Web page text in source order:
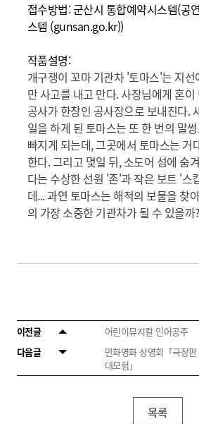
접수방법: 군산시 통합예약시스템(공
스템 (gunsan.go.kr))
작품설명:
개구쟁이 꼬마 기관차 '토마스'는 지
만 사고를 내고 만다. 사장님에게 혼
공사가 한창인 공사장으로 보내진다.
일을 하게 된 토마스는 또 한 번의 말
빠지게 되는데, 그곳에서 토마스는 거
한다. 그리고 몇일 뒤, 소도어 섬에 숨
다는 수상한 선원 '존'과 작은 보트 '스
데... 과연 토마스는 해적의 보물을 찾
의 가장 소중한 기관차가 될 수 있을까?
이전글
어린이뮤지컬 인어공주
다음글
만화영화 상영회「극장
대모험」
목록